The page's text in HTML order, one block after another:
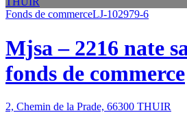
Fonds de commerceLJ-102979-6
Mjsa – 2216 nate
fonds de commerce
2, Chemin de la Prade, 66300 THUIR